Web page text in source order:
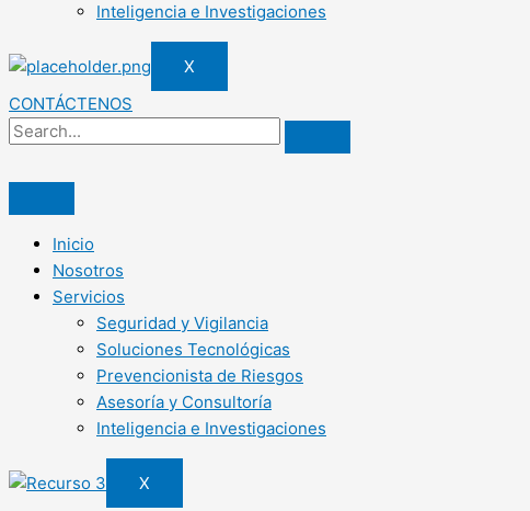
Inteligencia e Investigaciones
X
CONTÁCTENOS
Inicio
Nosotros
Servicios
Seguridad y Vigilancia
Soluciones Tecnológicas
Prevencionista de Riesgos
Asesoría y Consultoría
Inteligencia e Investigaciones
X